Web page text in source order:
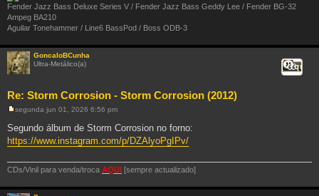
Fender Jazz Bass Deluxe Series V / Fender Jazz Bass Geddy Lee / Fender BG-32
Ampeg BA210
Aguilar Tonehammer / Line6 BassPod / Boss ODB-3
GoncaloBCunha
Ultra-Metálico(a)
Re: Storm Corrosion - Storm Corrosion (2012)
Citar
n
s
e
segunda jun 01, 2026 6:56 pm
Segundo álbum de Storm Corrosion no forno:
https://www.instagram.com/p/DZAlyoPgIPv/
CDs/Vinil para venda/troca AQUI [sempre actualizado]